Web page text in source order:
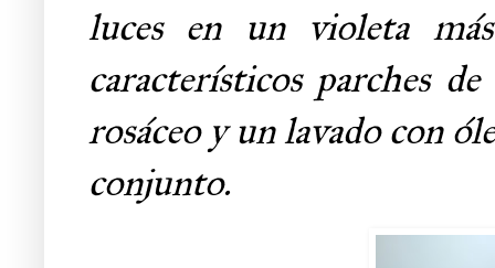
luces en un violeta
característicos parches
rosáceo y un lavado con
conjunto.